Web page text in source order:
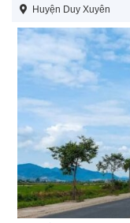
Huyện Duy Xuyên